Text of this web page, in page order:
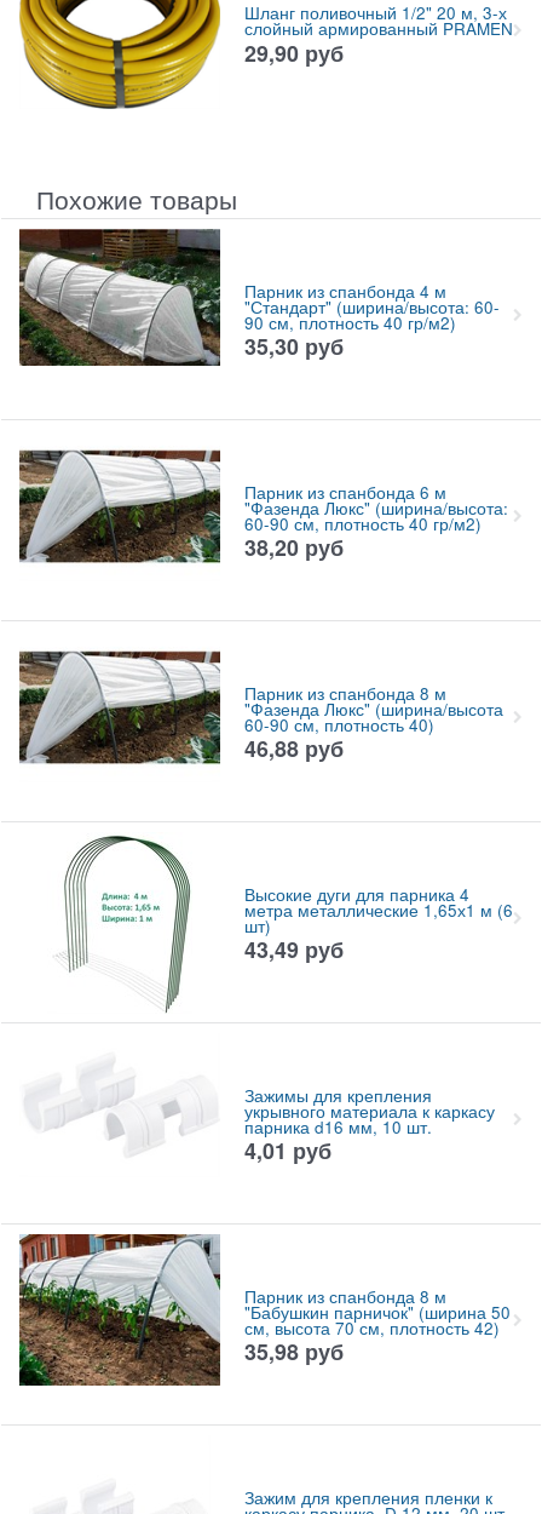
Шланг поливочный 1/2" 20 м, 3-х
слойный армированный PRAMEN
29,90 руб
Похожие товары
Парник из спанбонда 4 м
"Стандарт" (ширина/высота: 60-
90 см, плотность 40 гр/м2)
35,30 руб
Парник из спанбонда 6 м
"Фазенда Люкс" (ширина/высота:
60-90 см, плотность 40 гр/м2)
38,20 руб
Парник из спанбонда 8 м
"Фазенда Люкс" (ширина/высота
60-90 см, плотность 40)
46,88 руб
Высокие дуги для парника 4
метра металлические 1,65х1 м (6
шт)
43,49 руб
Зажимы для крепления
укрывного материала к каркасу
парника d16 мм, 10 шт.
4,01 руб
Парник из спанбонда 8 м
"Бабушкин парничок" (ширина 50
см, высота 70 см, плотность 42)
35,98 руб
Зажим для крепления пленки к